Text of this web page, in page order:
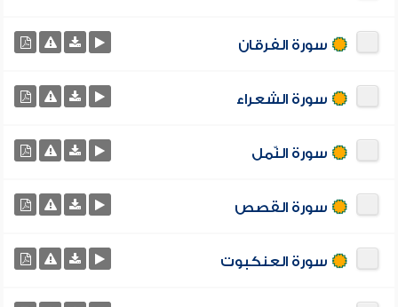
سورة الفرقان
سورة الشعراء
سورة النّمل
سورة القصص
سورة العنكبوت